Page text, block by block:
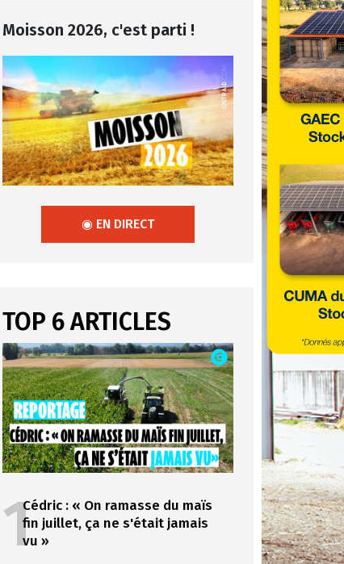
Moisson 2026, c'est parti !
◉ EN DIRECT
TOP 6 ARTICLES
1Cédric : « On ramasse du maïs
fin juillet, ça ne s'était jamais
vu »